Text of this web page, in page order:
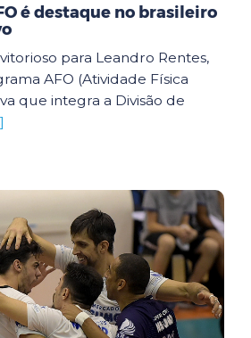
é destaque no brasileiro
para Leandro Rentes,
AFO (Atividade Física
que integra a Divisão de